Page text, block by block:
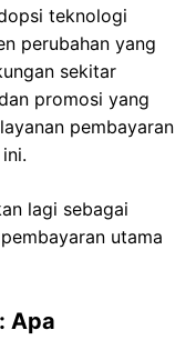
teknologi
perubahan yang
sekitar
promosi yang
pembayaran
lagi sebagai
utama
Apa